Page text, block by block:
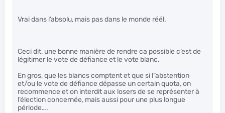
Vrai dans l’absolu, mais pas dans le monde réél.
Ceci dit, une bonne manière de rendre ca possible c’est de
légitimer le vote de défiance et le vote blanc.
En gros, que les blancs comptent et que si l”abstention
et/ou le vote de défiance dépasse un certain quota, on
recommence et on interdit aux losers de se représenter à
l’élection concernée, mais aussi pour une plus longue
période….